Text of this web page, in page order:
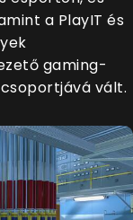
a PlayIT és
gaming-
vált.